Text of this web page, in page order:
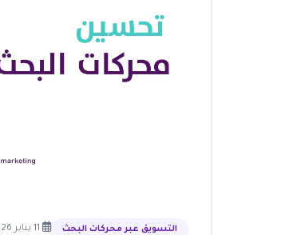
التسويق عبر محركات البحث